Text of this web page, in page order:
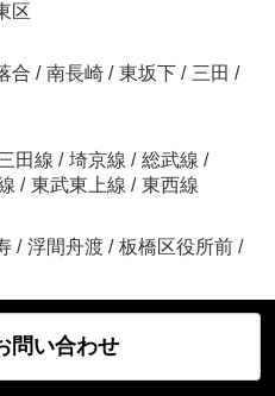
区
合 / 南長崎 / 東坂下 / 三田 /
田線 / 埼京線 / 総武線 /
/ 東武東上線 / 東西線
/ 浮間舟渡 / 板橋区役所前 /
問い合わせ